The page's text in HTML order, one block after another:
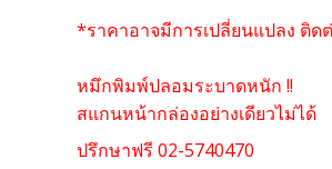
*ราคาอาจมีการเปลี่ยนแปลง ติ
หมึกพิมพ์ปลอมระบาดหนัก !!
สแกนหน้ากล่องอย่างเดียวไม่ได้
ปรึกษาฟรี 02-5740470